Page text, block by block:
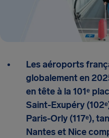
Les aéroports
globalement en
en tête à la 101ᵉ
Saint-Exupéry
Paris-Orly (117ᵉ),
Nantes et Nice